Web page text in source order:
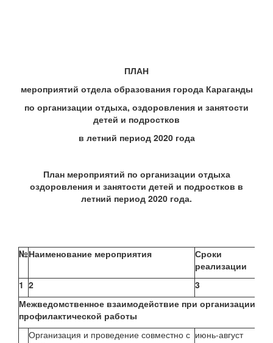
ПЛАН
мероприятий отдела образования города Караганды
по организации отдыха, оздоровления и занятости
детей и подростков
в летний период 2020 года
План мероприятий по организации отдыха
оздоровления и занятости детей и подростков в
летний период 2020 года.
№Наименование мероприятия
Сроки
реализации
1 2 3
Межведомственное взаимодействие при организации
профилактической работы
Организация и проведение совместно с июнь-август